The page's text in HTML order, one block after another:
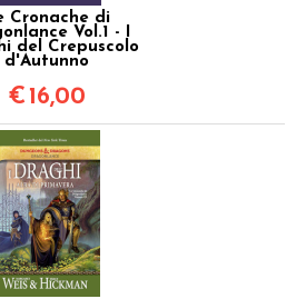
Cronache di
Vol.1 - I
del Crepuscolo
d'Autunno
€ 16,00